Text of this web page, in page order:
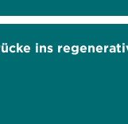
ins